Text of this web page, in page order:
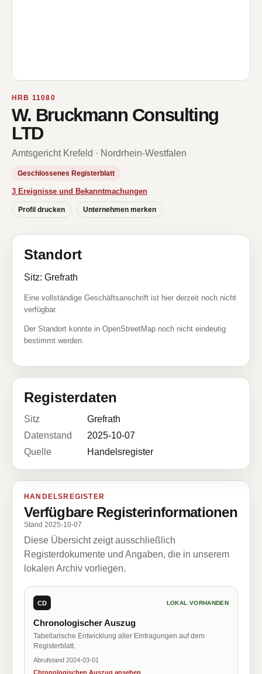
HRB 11080
W. Bruckmann Consulting
LTD
Amtsgericht Krefeld · Nordrhein-Westfalen
Geschlossenes Registerblatt
3 Ereignisse und Bekanntmachungen
Profil drucken Unternehmen merken
Standort
Sitz: Grefrath
Eine vollständige Geschäftsanschrift ist hier derzeit noch nicht
verfügbar.
Der Standort konnte in OpenStreetMap noch nicht eindeutig
bestimmt werden.
Registerdaten
Sitz
Grefrath
Datenstand
2025-10-07
Quelle
Handelsregister
HANDELSREGISTER
Verfügbare Registerinformationen
Stand 2025-10-07
Diese Übersicht zeigt ausschließlich
Registerdokumente und Angaben, die in unserem
lokalen Archiv vorliegen.
CD LOKAL VORHANDEN
Chronologischer Auszug
Tabellarische Entwicklung aller Eintragungen auf dem
Registerblatt.
Abrufstand 2024-03-01
Chronologischen Auszug ansehen